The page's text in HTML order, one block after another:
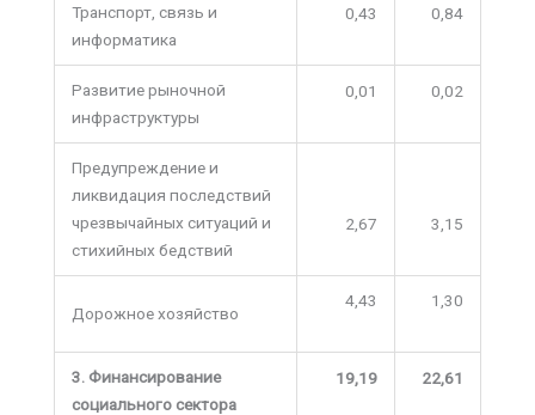
Транспорт, связь и
информатика
0,43 0,84
Развитие рыночной
инфраструктуры
0,01 0,02
Предупреждение и
ликвидация последствий
чрезвычайных ситуаций и
стихийных бедствий
2,67 3,15
Дорожное хозяйство
4,43 1,30
3. Финансирование
социального сектора
19,19 22,61